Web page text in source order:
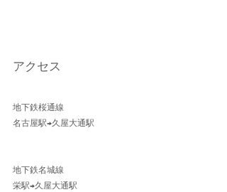
アクセス
地下鉄桜通線
名古屋駅→久屋大通駅
地下鉄名城線
栄駅→久屋大通駅